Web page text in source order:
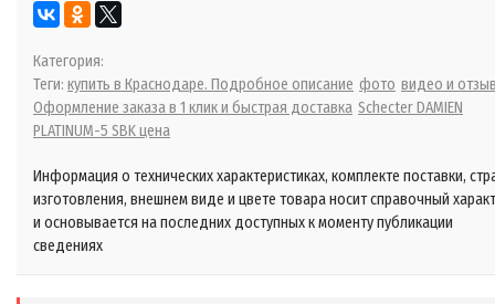
Категория:
Теги: купить в Краснодаре. Подробное описание фото видео и
Оформление заказа в 1 клик и быстрая доставка Schecter DAMIEN
PLATINUM-5 SBK цена
Информация о технических характеристиках, комплекте поставки,
изготовления, внешнем виде и цвете товара носит справочный
и основывается на последних доступных к моменту публикации
сведениях